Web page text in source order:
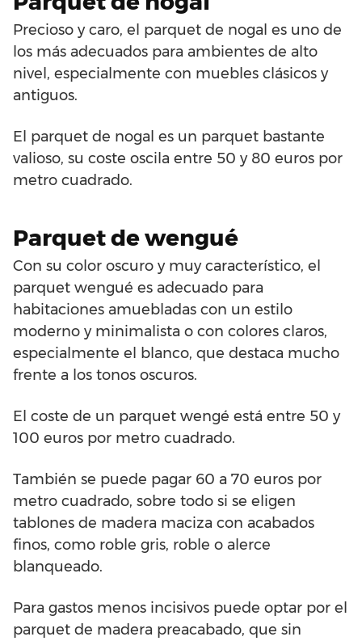
Precioso y caro, el parquet de nogal es uno de
los más adecuados para ambientes de alto
nivel, especialmente con muebles clásicos y
antiguos.
El parquet de nogal es un parquet bastante
valioso, su coste oscila entre 50 y 80 euros por
metro cuadrado.
Parquet de wengué
Con su color oscuro y muy característico, el
parquet wengué es adecuado para
habitaciones amuebladas con un estilo
moderno y minimalista o con colores claros,
especialmente el blanco, que destaca mucho
frente a los tonos oscuros.
El coste de un parquet wengé está entre 50 y
100 euros por metro cuadrado.
También se puede pagar 60 a 70 euros por
metro cuadrado, sobre todo si se eligen
tablones de madera maciza con acabados
finos, como roble gris, roble o alerce
blanqueado.
Para gastos menos incisivos puede optar por el
parquet de madera preacabado, que sin